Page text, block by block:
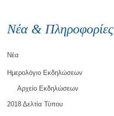
Νέα & Πληροφορίες
Νέα
Ημερολόγιο Εκδηλώσεων
Αρχείο Εκδηλώσεων
2018 Δελτία Τύπου